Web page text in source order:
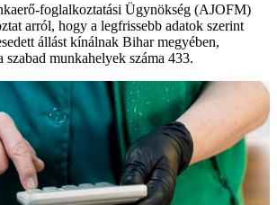
foglalkoztatási Ügynökség (AJOFM)
arról, hogy a legfrissebb adatok szerint
állást kínálnak Bihar megyében,
munkahelyek száma 433.